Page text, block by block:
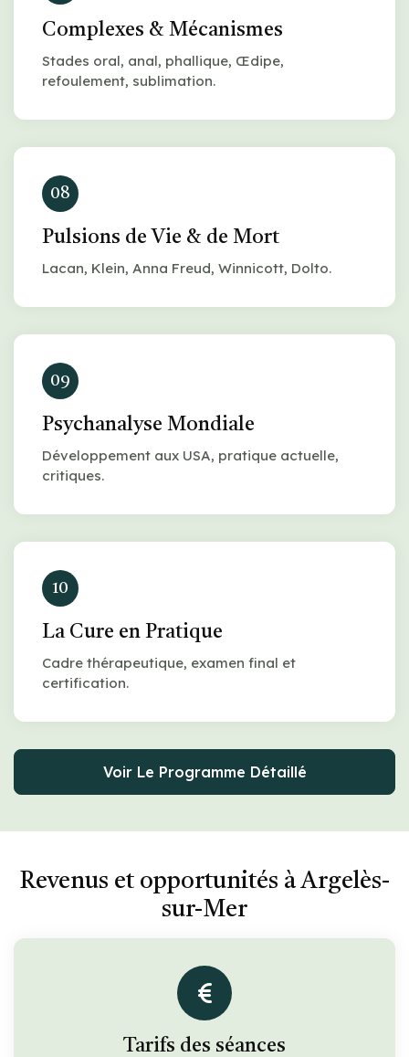
Complexes & Mécanismes
Stades oral, anal, phallique, Œdipe,
refoulement, sublimation.
08
Pulsions de Vie & de Mort
Lacan, Klein, Anna Freud, Winnicott, Dolto.
09
Psychanalyse Mondiale
Développement aux USA, pratique actuelle,
critiques.
10
La Cure en Pratique
Cadre thérapeutique, examen final et
certification.
Voir Le Programme Détaillé
Revenus et opportunités à Argelès-
sur-Mer
Tarifs des séances